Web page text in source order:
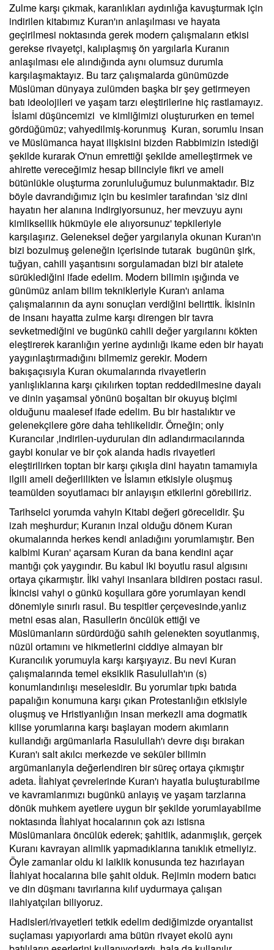
Zulme karşı çıkmak, karanlıkları aydınlığa kavuşturmak için
indirilen kitabımız Kuran'ın anlaşılması ve hayata
geçirilmesi noktasında gerek modern çalışmaların etkisi
gerekse rivayetçi, kalıplaşmış ön yargılarla Kuranın
anlaşılması ele alındığında aynı olumsuz durumla
karşılaşmaktayız. Bu tarz çalışmalarda günümüzde
Müslüman dünyaya zulümden başka bir şey getirmeyen
batı ideolojileri ve yaşam tarzı eleştirilerine hiç rastlamayız.
İslami düşüncemizi ve kimliğimizi oluştururken en temel
gördüğümüz; vahyedilmiş-korunmuş Kuran, sorumlu insan
ve Müslümanca hayat ilişkisini bizden Rabbimizin istediği
şekilde kurarak O'nun emrettiği şekilde amelleştirmek ve
ahirette vereceğimiz hesap bilinciyle fikri ve ameli
bütünlükle oluşturma zorunluluğumuz bulunmaktadır. Biz
böyle davrandığımız için bu kesimler tarafından 'siz dini
hayatın her alanına indirgiyorsunuz, her mevzuyu aynı
kimliksellik hükmüyle ele alıyorsunuz' tepkileriyle
karşılaşırız. Geleneksel değer yargılarıyla okunan Kuran'ın
bizi bozulmuş geleneğin içerisinde tutarak bugünün şirk,
tuğyan, cahili yaşantısını sorgulamadan bizi bir atalete
sürüklediğini ifade edelim. Modern bilimin ışığında ve
günümüz anlam bilim teknikleriyle Kuran'ı anlama
çalışmalarının da aynı sonuçları verdiğini belirttik. İkisinin
de insanı hayatta zulme karşı direngen bir tavra
sevketmediğini ve bugünkü cahili değer yargılarını kökten
eleştirerek karanlığın yerine aydınlığı ikame eden bir hayatı
yaygınlaştırmadığını bilmemiz gerekir. Modern
bakışaçısıyla Kuran okumalarında rivayetlerin
yanlışlıklarına karşı çıkılırken toptan reddedilmesine dayalı
ve dinin yaşamsal yönünü boşaltan bir okuyuş biçimi
olduğunu maalesef ifade edelim. Bu bir hastalıktır ve
gelenekçilere göre daha tehlikelidir. Örneğin; only
Kurancılar ,indirilen-uydurulan din adlandırmacılarında
gaybi konular ve bir çok alanda hadis rivayetleri
eleştirilirken toptan bir karşı çıkışla dini hayatın tamamıyla
ilgili ameli değerlilikten ve İslamın etkisiyle oluşmuş
teamülden soyutlamacı bir anlayışın etkilerini görebiliriz.
Tarihselci yorumda vahyin Kitabi değeri görecelidir. Şu
izah meşhurdur; Kuranın inzal olduğu dönem Kuran
okumalarında herkes kendi anladığını yorumlamıştır. Ben
kalbimi Kuran' açarsam Kuran da bana kendini açar
mantığı çok yaygındır. Bu kabul iki boyutlu rasul algısını
ortaya çıkarmıştır. İlki vahyi insanlara bildiren postacı rasul.
İkincisi vahyi o günkü koşullara göre yorumlayan kendi
dönemiyle sınırlı rasul. Bu tespitler çerçevesinde,yanlız
metni esas alan, Rasullerin öncülük ettiği ve
Müslümanların sürdürdüğü sahih gelenekten soyutlanmış,
nüzül ortamını ve hikmetlerini ciddiye almayan bir
Kurancılık yorumuyla karşı karşıyayız. Bu nevi Kuran
çalışmalarında temel eksiklik Rasulullah'ın (s)
konumlandırılışı meselesidir. Bu yorumlar tıpkı batıda
papalığın konumuna karşı çıkan Protestanlığın etkisiyle
oluşmuş ve Hristiyanlığın insan merkezli ama dogmatik
kilise yorumlarına karşı başlayan modern akımların
kullandığı argümanlarla Rasulullah'ı devre dışı bırakan
Kuran'ı salt akılcı merkezde ve seküler bilimin
argümanlarıyla değerlendiren bir süreç ortaya çıkmıştır
adeta. İlahiyat çevrelerinde Kuran'ı hayatla buluşturabilme
ve kavramlarımızı bugünkü anlayış ve yaşam tarzlarına
dönük muhkem ayetlere uygun bir şekilde yorumlayabilme
noktasında İlahiyat hocalarının çok azı istisna
Müslümanlara öncülük ederek; şahitlik, adanmışlık, gerçek
Kuranı kavrayan alimlik yapmadıklarına tanıklık etmeliyiz.
Öyle zamanlar oldu ki laiklik konusunda tez hazırlayan
İlahiyat hocalarına bile şahit olduk. Rejimin modern batıcı
ve din düşmanı tavırlarına kılıf uydurmaya çalışan
ilahiyatçıları biliyoruz.
Hadisleri/rivayetleri tetkik edelim dediğimizde oryantalist
suçlaması yapıyorlardı ama bütün rivayet ekolü aynı